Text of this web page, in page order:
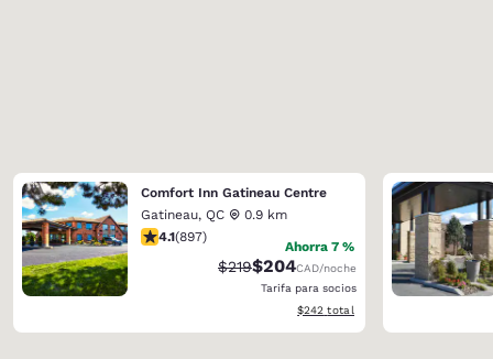
Comfort Inn Gatineau Centre
Gatineau, QC
0.9 km
calificación de 4.1 estrellas. Muy bueno. 897 reseñas
4.1(897)
Ahorra 7 %
Precio tachado:
$219Precio con descuento:
$204CAD/noche
Tarifa para socios
Ver detalles del total estimado
$242 total